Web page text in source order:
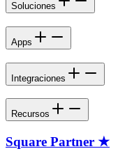
Soluciones
Apps
Integraciones
Recursos
Square Partner ★